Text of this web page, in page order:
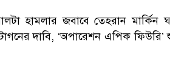
হামলার জবাবে তেহরান মার্কিন
দাবি, ‘অপারেশন এপিক